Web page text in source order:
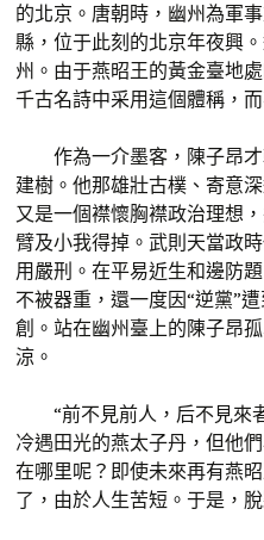
的北京。唐朝時，幽州為軍
縣，位于此刻的北京年夜興
州。由于燕昭王的黃金臺地
千古名詩中采用這個體稱，
作為一介墨客，陳子昂
建樹。他那雄壯古樸、寄意
又是一個襟懷胸襟政治理想
臂及小我得掉。武則天當政
用嚴刑。在平易近生和邊防
不被器重，還一度因“逆黨”
創。站在幽州臺上的陳子昂
涼。
“前不見前人，后不見來
冷遇田光的燕太子丹，但他
在哪里呢？即使未來再有燕
了，由於人生苦短。于是，